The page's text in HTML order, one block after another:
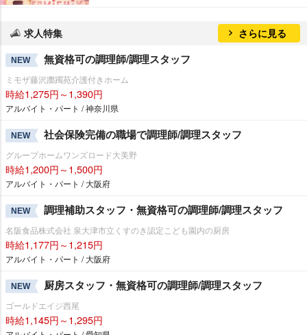
求人特集 さらに見る
NEW 無資格可の調理師/調理スタッフ
ミモザ藤沢躑躅苑介護付きホーム
時給1,275円～1,390円
アルバイト・パート / 神奈川県
NEW 社会保険完備の職場で調理師/調理スタッフ
グループホームワンズロード大美野
時給1,200円～1,500円
アルバイト・パート / 大阪府
NEW 調理補助スタッフ・無資格可の調理師/調理スタッフ
名阪食品株式会社 泉大津市立くすのき認定こども園内の厨房
時給1,177円～1,215円
アルバイト・パート / 大阪府
NEW 厨房スタッフ・無資格可の調理師/調理スタッフ
ゴールドエイジ西尾
時給1,145円～1,295円